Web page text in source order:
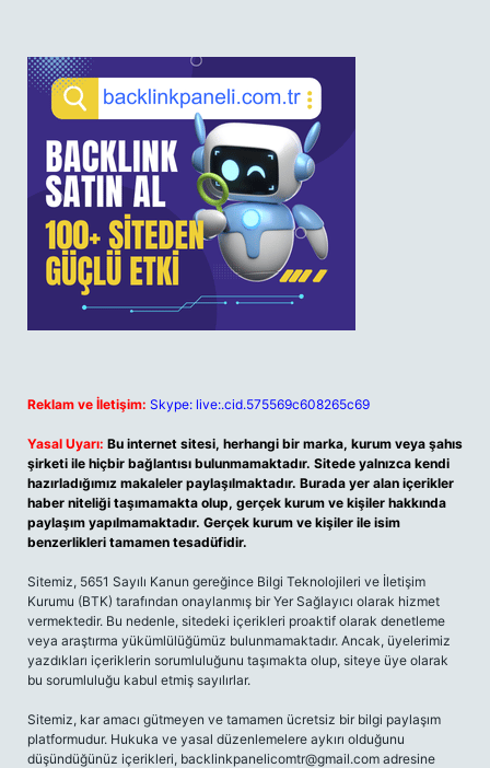
Reklam ve İletişim: Skype: live:.cid.575569c608265c69
Yasal Uyarı: Bu internet sitesi, herhangi bir marka, kurum veya şahıs
şirketi ile hiçbir bağlantısı bulunmamaktadır. Sitede yalnızca kendi
hazırladığımız makaleler paylaşılmaktadır. Burada yer alan içerikler
haber niteliği taşımamakta olup, gerçek kurum ve kişiler hakkında
paylaşım yapılmamaktadır. Gerçek kurum ve kişiler ile isim
benzerlikleri tamamen tesadüfidir.
Sitemiz, 5651 Sayılı Kanun gereğince Bilgi Teknolojileri ve İletişim
Kurumu (BTK) tarafından onaylanmış bir Yer Sağlayıcı olarak hizmet
vermektedir. Bu nedenle, sitedeki içerikleri proaktif olarak denetleme
veya araştırma yükümlülüğümüz bulunmamaktadır. Ancak, üyelerimiz
yazdıkları içeriklerin sorumluluğunu taşımakta olup, siteye üye olarak
bu sorumluluğu kabul etmiş sayılırlar.
Sitemiz, kar amacı gütmeyen ve tamamen ücretsiz bir bilgi paylaşım
platformudur. Hukuka ve yasal düzenlemelere aykırı olduğunu
düşündüğünüz içerikleri, backlinkpanelicomtr@gmail.com adresine